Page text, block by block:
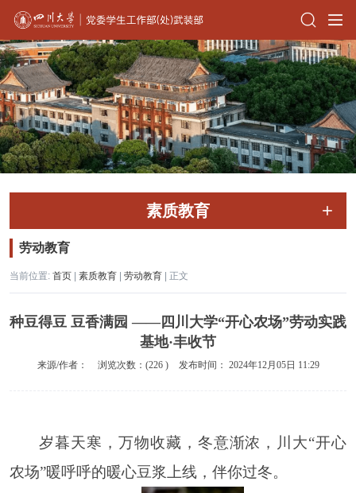
素质教育
劳动教育
当前位置: 首页 素质教育 劳动教育 | 正文
种豆得豆 豆香满园 ——四川大学“开心农场”劳动实践
基地·丰收节
来源/作者： 浏览次数：(226 ) 发布时间： 2024年12月05日 11:29
岁暮天寒 ， 万物收藏 ， 冬意渐浓 ， 川大“开心
农场”暖呼呼的暖心豆浆上线 ， 伴你过冬。